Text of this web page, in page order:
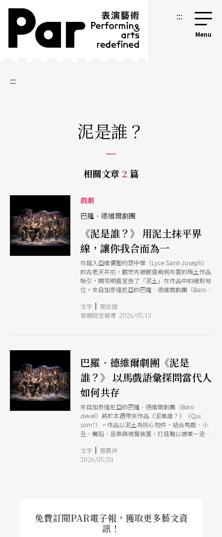
跳到主要內容區塊
網站導覽 :::
:::
泥是誰？
相關文章 2 篇
戲劇
巴羅．德維爾劇團
《泥是誰？》 用泥土抹平界
線，讓你我合而為一
在踏入亞維儂聖約瑟中學（Lyce Saint-Joseph）
的古老天井前，觀眾先被廊道兩側布置的陶土作品
吸引，開宗明義宣告了「泥土」在作品中的絕對地
位。來自加泰隆尼亞的巴羅．德維爾劇團（Baro
尼亞語意為「我們是誰？」），讓泥土承載敘事，
讓肉身在泥濘中掙扎、跌倒、卻依然緊緊相擁。當
問。 根植於馬戲的創作背景 要理解《泥是
誰？》，必須先追溯兩位靈魂人物的馬戲背景。布
萊．馬迪奧．特里亞斯（Blai Mateu Trias），是西
班牙傳奇小丑托特爾．波卓納（Tortell Poltrona
）的兒子， 血液裡流淌著加泰隆尼亞傳統馬戲文
化；他在法國國家馬戲藝術中心（CNAC）與從小
和馬為伍的卡蜜兒．迪庫赫堤（Camille
Decourtye）相識。兩人自2006年起共同領導巴
羅．德維爾劇團，將馬戲從街頭、帳篷，一路帶向
特質：對重力與物質的敬畏。對他們而言，馬戲不
只是技術，而是關於「平衡」與「風險」的哲學。
文字 | 葉炫伽
官網限定報導 2026/05/13
巴羅．德維爾劇團《泥是
誰？》 以馬戲語彙探問當代人
如何共存
來自加泰隆尼亞的巴羅．德維爾劇團（Baro
devel）將於本週帶來作品《泥是誰？》（Qui
som?）。作品以泥土為核心物件，結合馬戲、小
丑、舞蹈、音樂與視覺裝置，打造難以被單一定義
與表演者，透過身體在失衡與重組之間的流動，回
應當代世界的不確定與個體關係的提問。作品自
文字 | 張震洲
2026/05/20
免費訂閱PAR電子報，獲取更多藝文資
訊！